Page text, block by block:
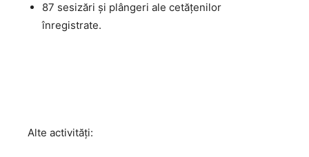
87 sesizări şi plângeri ale cetăţenilor
înregistrate.
Alte activități: